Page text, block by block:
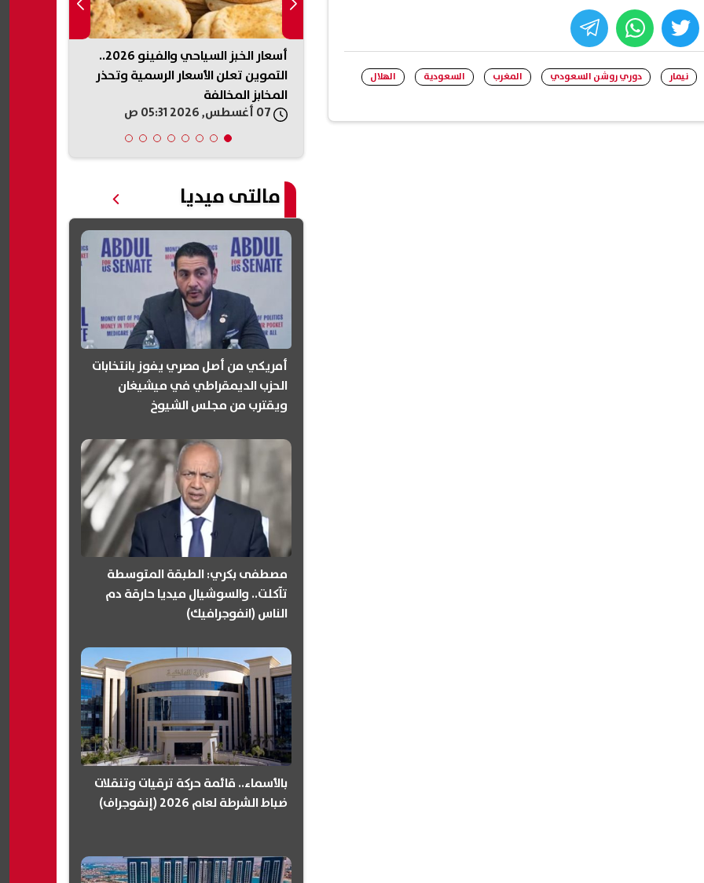
twitter
whats
نيمار دوري روشن السعودي المغرب السعودية الهلال
إصابة 11 مدنيًا في هجوم للحوثيين
والتحالف يتوعد بإجراءات
ترامب: أعدت بناء الجيش الأمريكي
ولدينا مخزون غير محدود من الذخائر
أسعار الخبز السياحي والفينو 2026..
التموين تعلن الأسعار الرسمية وتحذر
المخابز المخالفة
مالتى ميديا
أمريكي من أصل مصري يفوز بانتخابات
الحزب الديمقراطي في ميشيغان
ويقترب من مجلس الشيوخ
مصطفى بكري: الطبقة المتوسطة
تآكلت.. والسوشيال ميديا حارقة دم
الناس (انفوجرافيك)
بالأسماء.. قائمة حركة ترقيات وتنقلات
ضباط الشرطة لعام 2026 (إنفوجراف)